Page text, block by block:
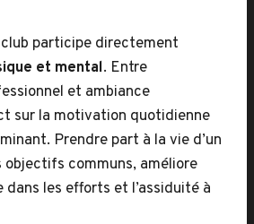
club participe directement
et mental. Entre
et ambiance
sur la motivation quotidienne
Prendre part à la vie d’un
objectifs communs, améliore
dans les efforts et l’assiduité à